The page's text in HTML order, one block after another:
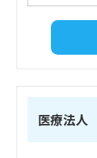
医療法